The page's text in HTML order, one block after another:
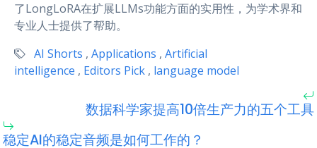
了LongLoRA在扩展LLMs功能方面的实用性，为学术界和
专业人士提供了帮助。
AI Shorts , Applications , Artificial
intelligence , Editors Pick , language model
数据科学家提高10倍生产力的五个工具
稳定AI的稳定音频是如何工作的？